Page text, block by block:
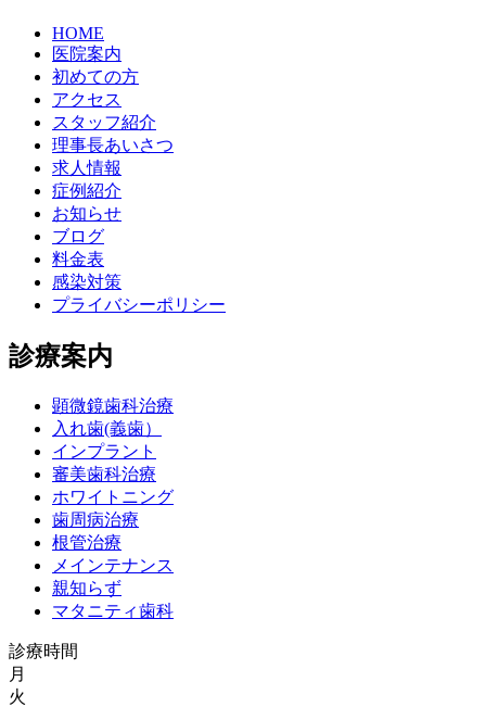
HOME
医院案内
初めての方
アクセス
スタッフ紹介
理事長あいさつ
求人情報
症例紹介
お知らせ
ブログ
料金表
感染対策
プライバシーポリシー
診療案内
顕微鏡歯科治療
入れ歯(義歯）
インプラント
審美歯科治療
ホワイトニング
歯周病治療
根管治療
メインテナンス
親知らず
マタニティ歯科
診療時間
月
火